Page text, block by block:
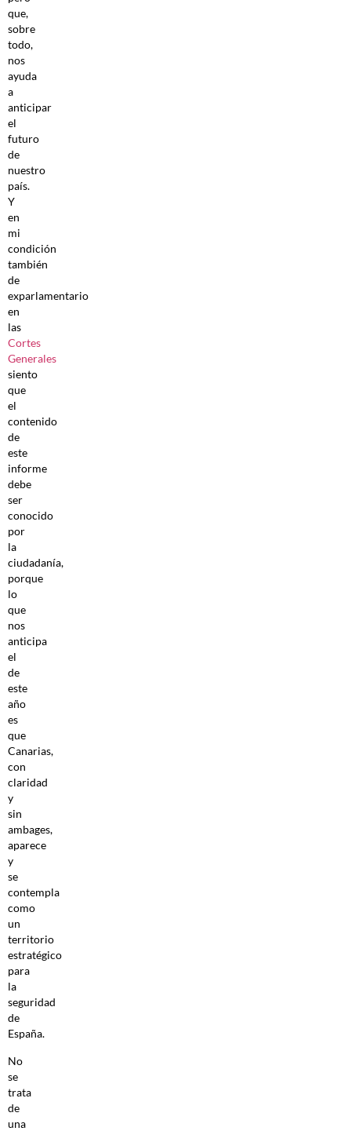
que,
sobre
todo,
nos
ayuda
a
anticipar
el
futuro
de
nuestro
país.
Y
en
mi
condición
también
de
exparlamentario
en
las
Cortes
Generales
siento
que
el
contenido
de
este
informe
debe
ser
conocido
por
la
ciudadanía,
porque
lo
que
nos
anticipa
el
de
este
año
es
que
Canarias,
con
claridad
y
sin
ambages,
aparece
y
se
contempla
como
un
territorio
estratégico
para
la
seguridad
de
España.
No
se
trata
de
una